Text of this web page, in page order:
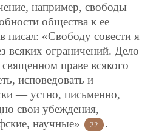
например, свободы
общества к ее
писал: «Свободу совести я
всяких ограничений. Дело
праве всякого
исповедовать и
— устно, письменно,
свои убеждения,
научные»
22 .